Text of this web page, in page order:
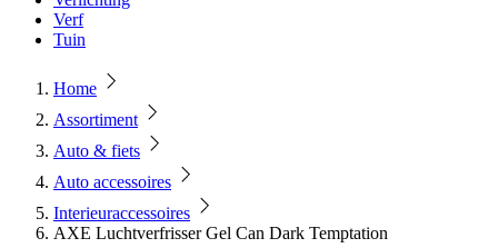
Verf
Tuin
Home
Assortiment
Auto & fiets
Auto accessoires
Interieuraccessoires
AXE Luchtverfrisser Gel Can Dark Temptation